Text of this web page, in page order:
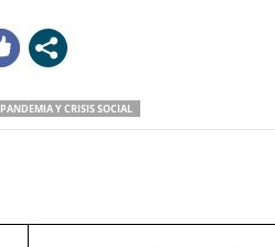
PANDEMIA Y CRISIS SOCIAL